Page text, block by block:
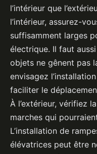
l’intérieur que
l’intérieur, assurez-
suffisamment larges
électrique. Il faut
objets ne gênent pas
envisagez
faciliter le
À l’extérieur, vérifiez
marches qui
L’installation de
élévatrices peut être